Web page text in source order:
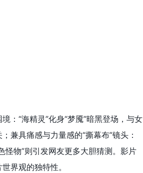
：“海精灵”化身“梦魇”暗黑登场，与女
兼具痛感与力量感的“撕幕布”镜头：
怪物”则引发网友更多大胆猜测。影片
界观的独特性。